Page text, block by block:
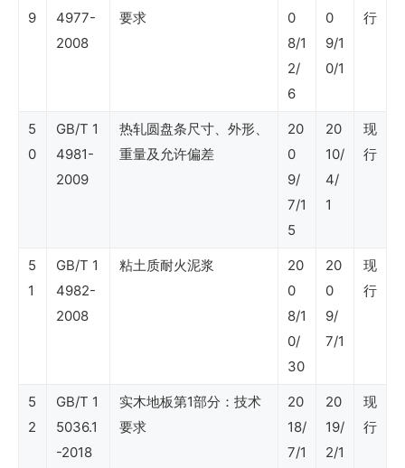
购）
（计
9
4977-
2008
要求
0
8/1
2/
6
0
9/1
0/1
行
5
0
GB/T 1
4981-
2009
热轧圆盘条尺寸、外形、
重量及允许偏差
20
0
9/
7/1
5
20
10/
4/
1
现
行
5
1
GB/T 1
4982-
2008
粘土质耐火泥浆
20
0
8/1
0/
30
20
0
9/
7/1
现
行
5
2
GB/T 1
5036.1
-2018
实木地板第1部分：技术
要求
20
18/
7/1
20
19/
2/1
现
行